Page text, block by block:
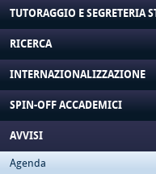
TUTORAGGIO E SEGRETERIA
RICERCA
INTERNAZIONALIZZAZIONE
SPIN-OFF ACCADEMICI
AVVISI
Agenda